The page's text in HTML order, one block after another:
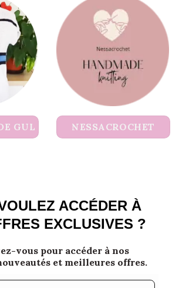
GUL NESSACROCHET
ACCÉDER À
EXCLUSIVES ?
vous pour accéder à nos
et meilleures offres.